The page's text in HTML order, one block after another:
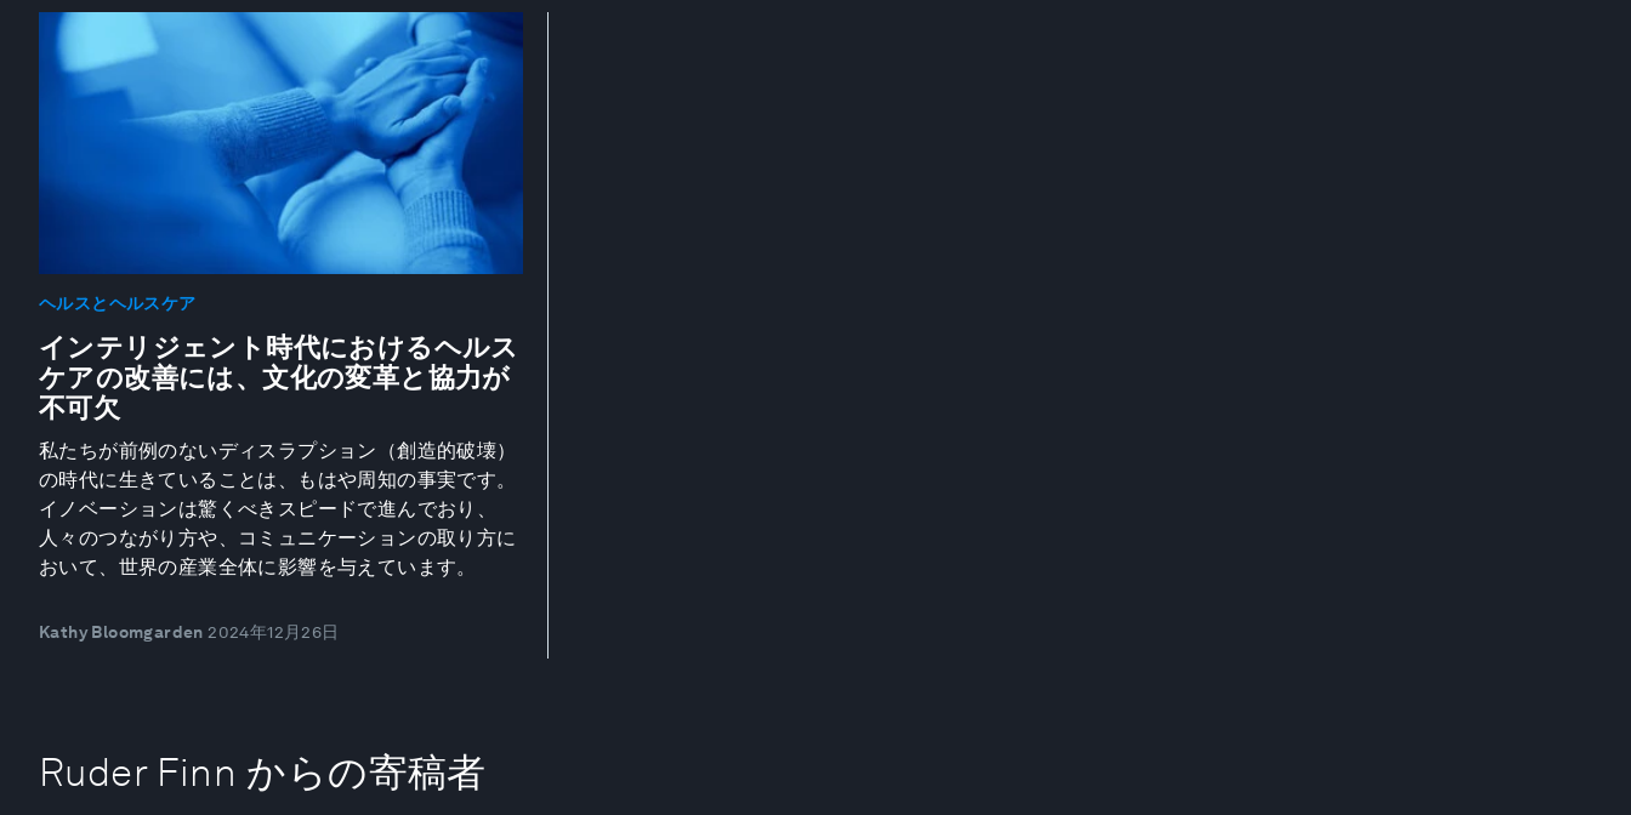
ヘルスとヘルスケア
インテリジェント時代におけるヘルス
ケアの改善には、文化の変革と協力が
不可欠
私たちが前例のないディスラプション（創造的破壊）
の時代に生きていることは、もはや周知の事実です。
イノベーションは驚くべきスピードで進んでおり、
人々のつながり方や、コミュニケーションの取り方に
おいて、世界の産業全体に影響を与えています。
Kathy Bloomgarden 2024年12月26日
Ruder Finn からの寄稿者